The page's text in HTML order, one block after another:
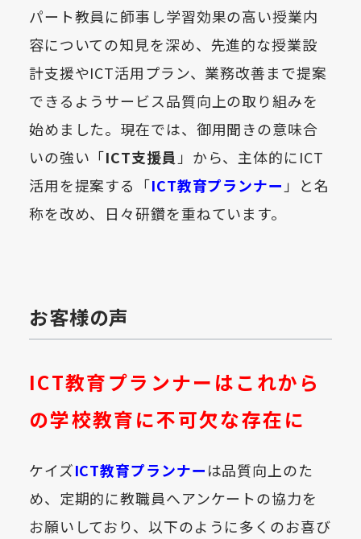
パート教員に師事し学習効果の高い授業内
容についての知見を深め、先進的な授業設
計支援やICT活用プラン、業務改善まで提案
できるようサービス品質向上の取り組みを
始めました。現在では、御用聞きの意味合
いの強い「ICT支援員 」から、主体的にICT
活用を提案する「ICT教育プランナー 」と名
称を改め、日々研鑽を重ねています。
お客様の声
ICT教育プランナーはこれから
の学校教育に不可欠な存在に
ケイズICT教育プランナーは品質向上のた
め、定期的に教職員へアンケートの協力を
お願いしており、以下のように多くのお喜び